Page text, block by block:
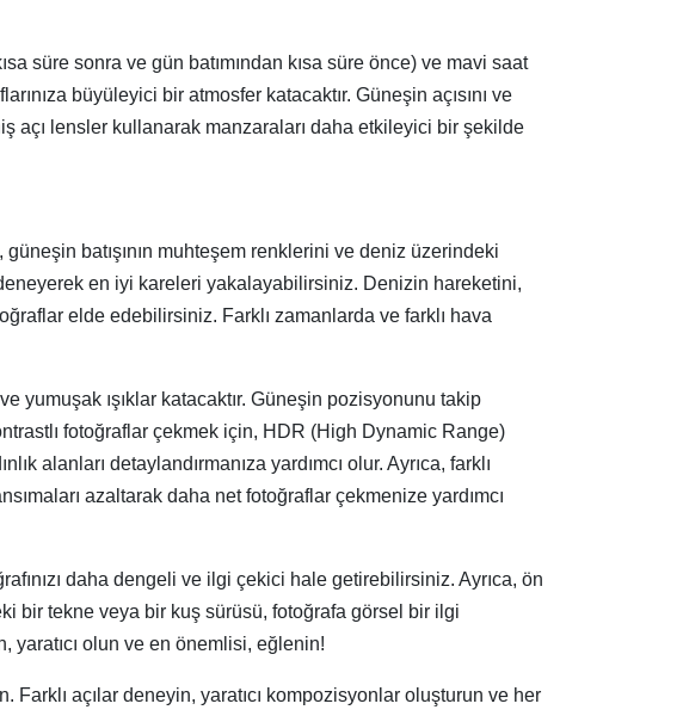
süre sonra ve gün batımından kısa süre önce) ve mavi saat
büyüleyici bir atmosfer katacaktır. Güneşin açısını ve
açı lensler kullanarak manzaraları daha etkileyici bir şekilde
batışının muhteşem renklerini ve deniz üzerindeki
en iyi kareleri yakalayabilirsiniz. Denizin hareketini,
elde edebilirsiniz. Farklı zamanlarda ve farklı hava
yumuşak ışıklar katacaktır. Güneşin pozisyonunu takip
fotoğraflar çekmek için, HDR (High Dynamic Range)
alanları detaylandırmanıza yardımcı olur. Ayrıca, farklı
azaltarak daha net fotoğraflar çekmenize yardımcı
daha dengeli ve ilgi çekici hale getirebilirsiniz. Ayrıca, ön
bir tekne veya bir kuş sürüsü, fotoğrafa görsel bir ilgi
yaratıcı olun ve en önemlisi, eğlenin!
açılar deneyin, yaratıcı kompozisyonlar oluşturun ve her